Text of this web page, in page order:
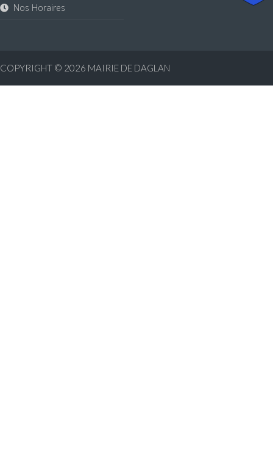
Nos Horaires
COPYRIGHT © 2026 MAIRIE DE DAGLAN